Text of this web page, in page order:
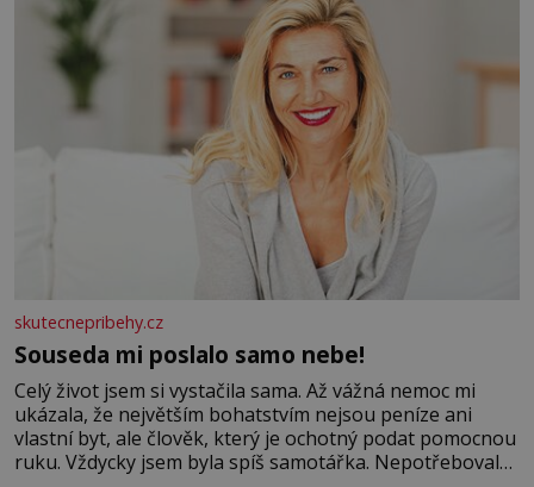
skutecnepribehy.cz
Souseda mi poslalo samo nebe!
Celý život jsem si vystačila sama. Až vážná nemoc mi
ukázala, že největším bohatstvím nejsou peníze ani
vlastní byt, ale člověk, který je ochotný podat pomocnou
ruku. Vždycky jsem byla spíš samotářka. Nepotřebovala